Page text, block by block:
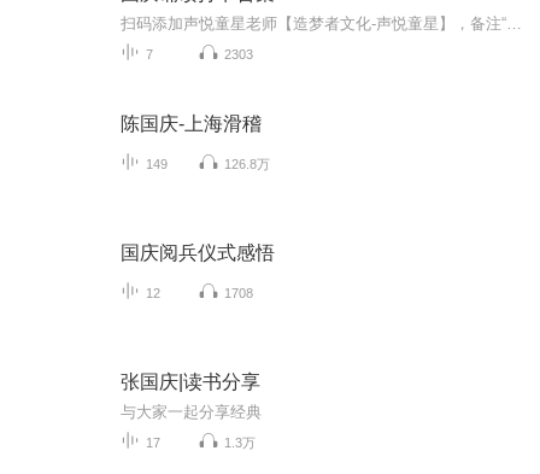
7 2303
陈国庆-上海滑稽
149 126.8万
国庆阅兵仪式感悟
12 1708
张国庆|读书分享
与大家一起分享经典
17 1.3万